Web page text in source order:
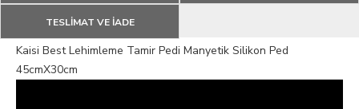
TESLİMAT VE İADE
Kaisi Best Lehimleme Tamir Pedi Manyetik Silikon Ped
45cmX30cm